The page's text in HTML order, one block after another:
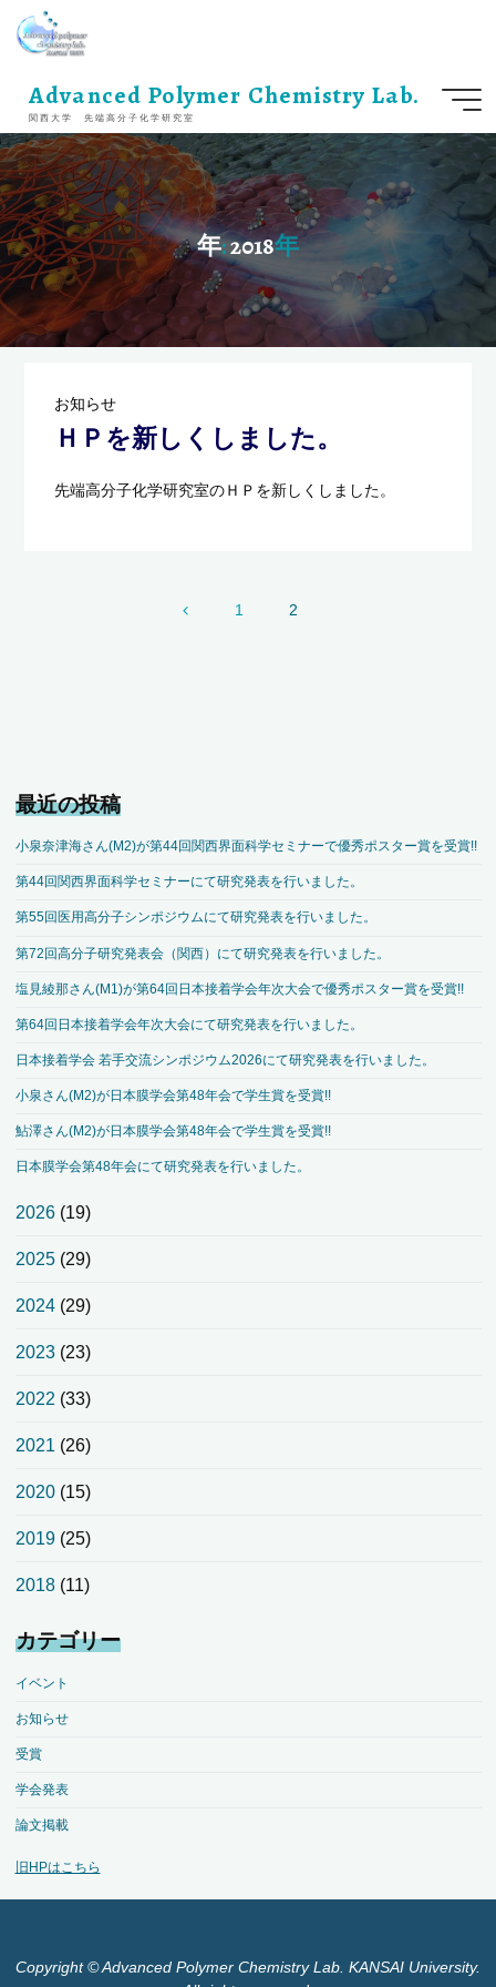
ス
キ
ッ
プ
Advanced Polymer Chemistry Lab.
関西大学 先端高分子化学研究室
年::2018年
年
お知らせ
ＨＰを新しくしました。
先端高分子化学研究室のＨＰを新しくしました。
ー
ジ
送
り
1 2
最近の投稿
小泉奈津海さん(M2)が第44回関西界面科学セミナーで優秀ポスター賞を受賞!!
第44回関西界面科学セミナーにて研究発表を行いました。
第55回医用高分子シンポジウムにて研究発表を行いました。
第72回高分子研究発表会（関西）にて研究発表を行いました。
塩見綾那さん(M1)が第64回日本接着学会年次大会で優秀ポスター賞を受賞!!
第64回日本接着学会年次大会にて研究発表を行いました。
日本接着学会 若手交流シンポジウム2026にて研究発表を行いました。
小泉さん(M2)が日本膜学会第48年会で学生賞を受賞!!
鮎澤さん(M2)が日本膜学会第48年会で学生賞を受賞!!
日本膜学会第48年会にて研究発表を行いました。
2026(19)
2025(29)
2024(29)
2023(23)
2022 (33)
2021 (26)
2020(15)
2019(25)
2018(11)
カテゴリー
イベント
お知らせ
受賞
学会発表
論文掲載
旧HPはこちら
Copyright © Advanced Polymer Chemistry Lab. KANSAI University.